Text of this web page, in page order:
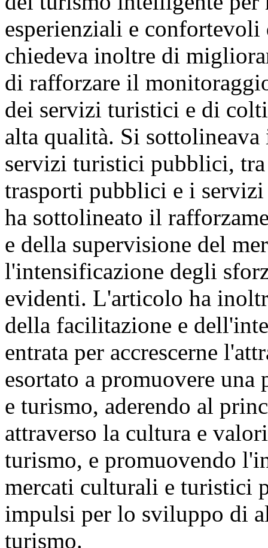
esperienziali e
chiedeva inoltre di
di rafforzare il
dei servizi turistici e di
alta qualità. Si
servizi turistici pubblici,
trasporti pubblici e i
ha sottolineato il
e della supervisione del
l'intensificazione degli
evidenti. L'articolo ha
della facilitazione e
entrata per accrescerne
esortato a promuovere
e turismo, aderendo al
attraverso la cultura e
turismo, e promuovendo
mercati culturali e turistici
impulsi per lo sviluppo di
turismo.